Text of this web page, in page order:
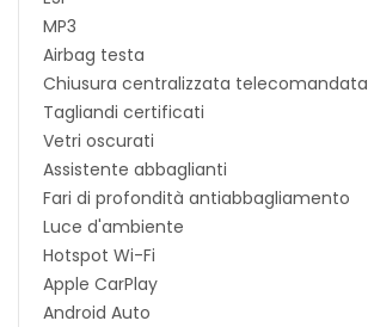
MP3
Airbag testa
Chiusura centralizzata telecomandata
Tagliandi certificati
Vetri oscurati
Assistente abbaglianti
Fari di profondità antiabbagliamento
Luce d'ambiente
Hotspot Wi-Fi
Apple CarPlay
Android Auto